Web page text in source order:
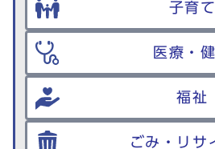
子育て
医療・
福祉
ごみ・リサ